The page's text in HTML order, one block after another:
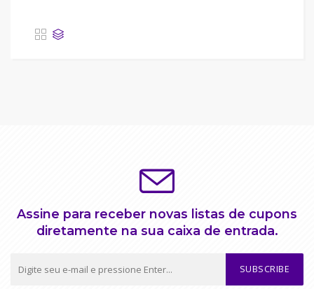
Assine para receber novas listas de cupons
diretamente na sua caixa de entrada.
SUBSCRIBE